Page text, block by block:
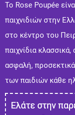
Το Rose Poupée
παιχνιδιών στην
στο κέντρο του
παιχνίδια
ασφαλή, προσεκτικά
των παιδιών κάθε
Ελάτε στην